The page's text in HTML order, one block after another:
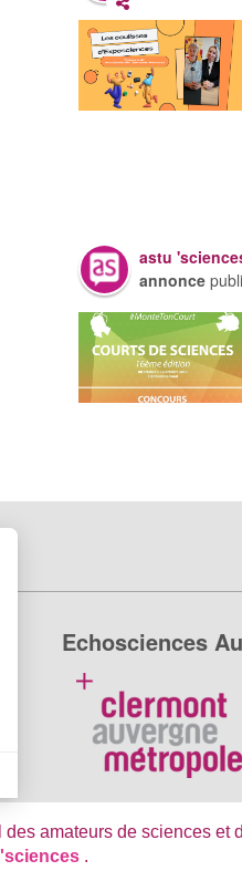
Options
astu
annonce
Echosciences
amateurs de sciences et
.